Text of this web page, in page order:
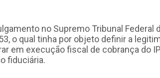
no Supremo Tribunal Federal
o qual tinha por objeto definir a
em execução fiscal de cobrança do
fiduciária.